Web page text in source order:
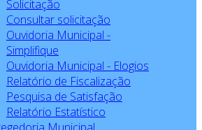
Solicitação
Consultar solicitação
Ouvidoria Municipal -
Simplifique
Ouvidoria Municipal - Elogios
Relatório de Fiscalização
Pesquisa de Satisfação
Relatório Estatístico